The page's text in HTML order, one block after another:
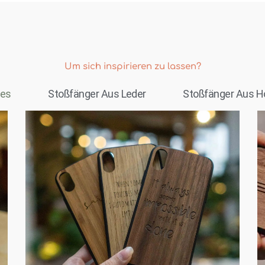
Um sich inspirieren zu lassen?
Stoßfänger Aus Leder Stoßfänger Aus